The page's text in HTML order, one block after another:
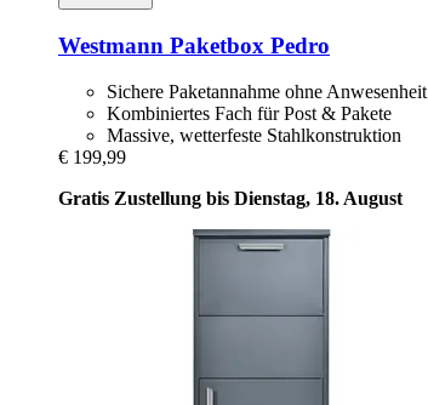
Westmann Paketbox Pedro
Sichere Paketannahme ohne Anwesenheit
Kombiniertes Fach für Post & Pakete
Massive, wetterfeste Stahlkonstruktion
€ 199,99
Gratis Zustellung bis Dienstag, 18. August